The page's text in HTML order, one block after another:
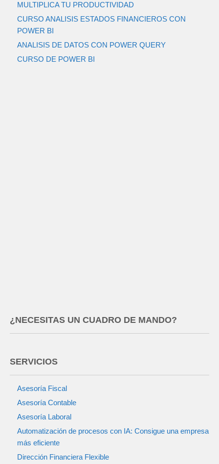
MULTIPLICA TU PRODUCTIVIDAD
CURSO ANALISIS ESTADOS FINANCIEROS CON
POWER BI
ANALISIS DE DATOS CON POWER QUERY
CURSO DE POWER BI
¿NECESITAS UN CUADRO DE MANDO?
SERVICIOS
Asesoría Fiscal
Asesoría Contable
Asesoría Laboral
Automatización de procesos con IA: Consigue una empresa
más eficiente
Dirección Financiera Flexible